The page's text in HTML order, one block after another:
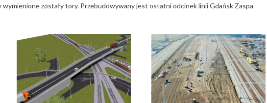
zostały tory. Przebudowywany jest ostatni odcinek linii Gdańsk Zaspa